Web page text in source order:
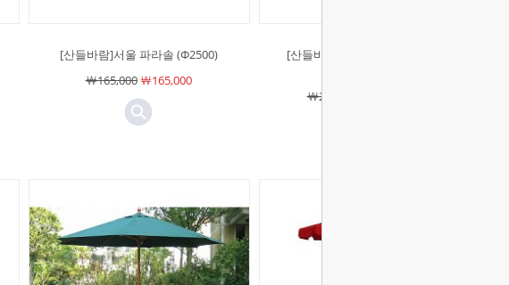
[산들바람]서울 파라솔 (Φ2500)
￦165,000￦165,000
[산들바람]그레이트(대형)파라솔
￦2,200,000